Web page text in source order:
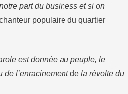
part du business et si on
populaire du quartier
est donnée au peuple, le
de l’enracinementde la révolte du